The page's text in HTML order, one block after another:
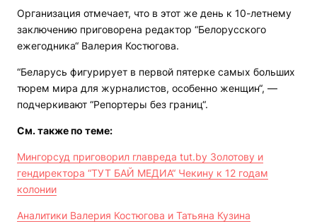
Организация отмечает, что в этот же день к 10-летнему
заключению приговорена редактор “Белорусского
ежегодника“ Валерия Костюгова.
“Беларусь фигурирует в первой пятерке самых больших
тюрем мира для журналистов, особенно женщин“, —
подчеркивают “Репортеры без границ“.
См. такжепо теме:
Мингорсуд приговорил главреда tut.by Золотову и
гендиректора “ТУТ БАЙ МЕДИА“ Чекину к 12 годам
колонии
Аналитики Валерия Костюгова и Татьяна Кузина